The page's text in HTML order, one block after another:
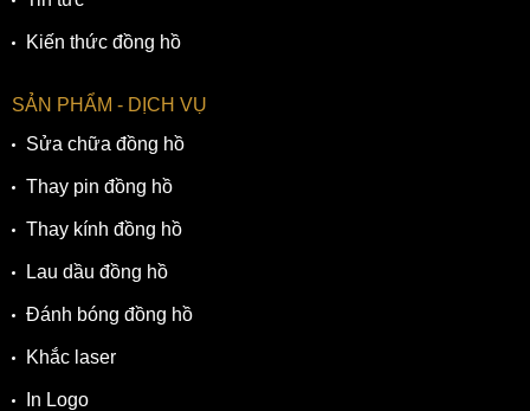
Kiến thức đồng hồ
SẢN PHẨM - DỊCH VỤ
Sửa chữa đồng hồ
Thay pin đồng hồ
Thay kính đồng hồ
Lau dầu đồng hồ
Đánh bóng đồng hồ
Khắc laser
In Logo